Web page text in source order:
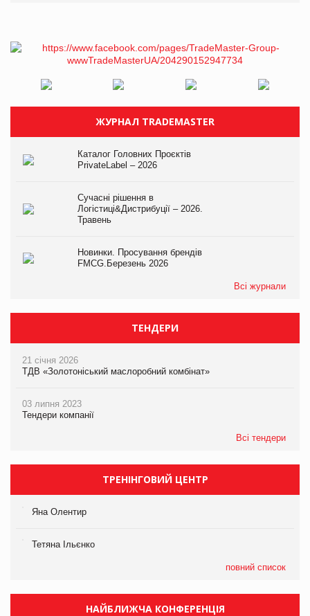
ЖУРНАЛ TRADEMASTER
Каталог Головних Проєктів
PrivateLabel – 2026
Сучасні рішення в
Логістиці&Дистрибуції – 2026.
Травень
Новинки. Просування брендів
FMCG.Березень 2026
Всі журнали
ТЕНДЕРИ
21 січня 2026
ТДВ «Золотоніський маслоробний комбінат»
03 липня 2023
Тендери компанії
Всі тендери
ТРЕНІНГОВИЙ ЦЕНТР
Яна Олентир
Тетяна Ільєнко
повний список
НАЙБЛИЖЧА КОНФЕРЕНЦІЯ